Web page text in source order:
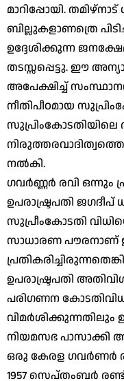
മാറിപ്പോയി.
ബില്ലുകളാണത്രെ
ഉദ്ദേശിക്കുന്ന
തടസ്സപ്പെട്ടു. ഈ
അപേക്ഷിച്ച്
നീതിപീഠമായ
നല്‍കി.
ഗവര്‍ണ്ണര്‍ രവി ഒന്നും
ഉപരാഷ്ട്രപതി ജഗദീപ്
സുപ്രീംകോടതി
സാധാരണ പൗരനാണ്
ഉപരാഷ്ട്രപതി
പരിഗണന
വിമര്‍ശിക്കുന്നതിലും
നിയമസഭ പാസാക്കി
ഒരു കേരള ഗവര്‍ണര്‍
1957 സെപ്തംബര്‍